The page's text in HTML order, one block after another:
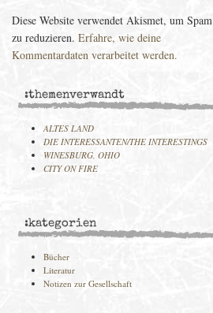
Diese Website verwendet Akismet, um Spam
zu reduzieren. Erfahre, wie deine
Kommentardaten verarbeitet werden.
:themenverwandt
ALTES LAND
DIE INTERESSANTEN/THE INTERESTINGS
WINESBURG, OHIO
CITY ON FIRE
:kategorien
Bücher
Literatur
Notizen zur Gesellschaft